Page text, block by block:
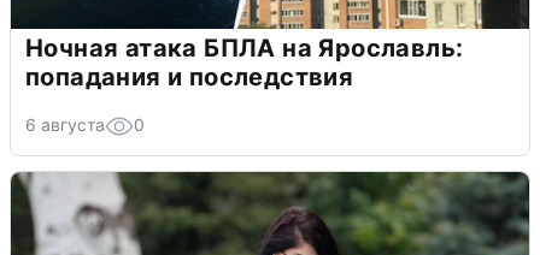
Ночная атака БПЛА на Ярославль:
попадания и последствия
6 августа 0